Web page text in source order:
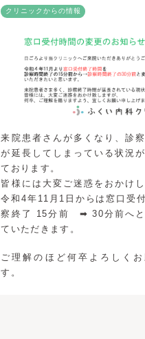
クリニックからの情報
来院患者さんが多くなり、診
が延長してしまっている状況
ております。
皆様には大変ご迷惑をおかけし
令和4年11月1日からは窓口受
察終了 15分前 ➡ 30分前へと
ていただきます。
ご理解のほど何卒よろしくお
す。